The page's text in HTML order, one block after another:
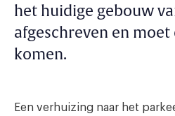
het huidige gebouw
afgeschreven en
komen.
Een verhuizing naar het